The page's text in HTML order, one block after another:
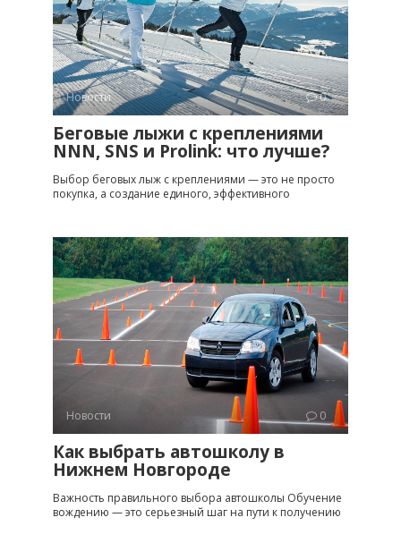
Новости 0
Беговые лыжи с креплениями
NNN, SNS и Prolink: что лучше?
Выбор беговых лыж с креплениями — это не просто
покупка, а создание единого, эффективного
Новости 0
Как выбрать автошколу в
Нижнем Новгороде
Важность правильного выбора автошколы Обучение
вождению — это серьезный шаг на пути к получению